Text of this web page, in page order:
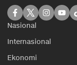
Nasional
Internasional
Ekonomi